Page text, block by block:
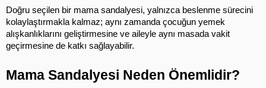
Doğru seçilen bir mama sandalyesi, yalnızca beslenme sürecini
kolaylaştırmakla kalmaz; aynı zamanda çocuğun yemek
alışkanlıklarını geliştirmesine ve aileyle aynı masada vakit
geçirmesine de katkı sağlayabilir.
Mama Sandalyesi Neden Önemlidir?